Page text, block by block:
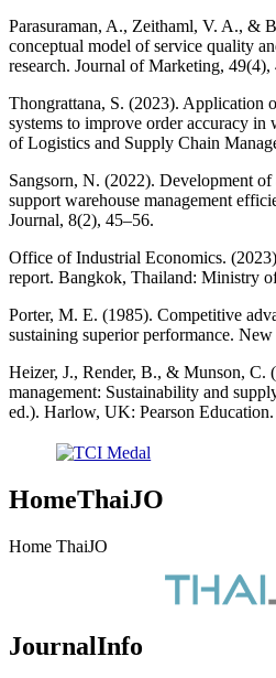
Parasuraman, A., Zeithaml, V. A., &
conceptual model of service quality
research. Journal of Marketing, 49(4),
Thongrattana, S. (2023). Application
systems to improve order accuracy in
of Logistics and Supply Chain
Sangsorn, N. (2022). Development
support warehouse management
Journal, 8(2), 45–56.
Office of Industrial Economics.
report. Bangkok, Thailand: Ministry
Porter, M. E. (1985). Competitive
sustaining superior performance.
Heizer, J., Render, B., & Munson, C.
management: Sustainability and
ed.). Harlow, UK: Pearson Education.
HomeThaiJO
Home ThaiJO
JournalInfo